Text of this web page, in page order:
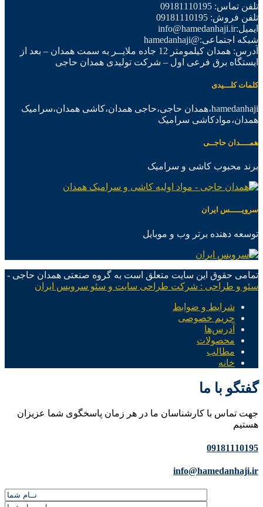
تلفن تماس: 09181110195
تلفن فروش: 09181110195
ایمیل:info@hamedanhaji.ir
شبکه اجتماعی:@hamedanhaji
آدرس: همدان کیلمومتر 12 جاده ملایــر به سمت همدان – بعد از
ایستگاه برق فرعی اول – شرکت تولیدی همدان حاجی
کلمات کلـــیدی
hamedanhaji،همدان حاجی،حاجی همدان،کاشی همدان،سرامیک
همدان،موادکاشی سرامیک
همــــدان حاجــی
برند محبوب کاشی و سرامیک
سرویـــــس ایران
توسعه دهنده برتر وب و موبایل
تمامی حقوق این سایت متعلق است به گروه صنعتی همدان حاجی -
سئو و طراحی : شرکت طراحی سایت و سئو سرویس ایران
شرایط و ضوابط
حریم خصوصی
آدرس‌ها
محصولات
مطالب
خانه
گفتگو با ما
جهت تماس با کارشناسان ما در هر زمان پاسخگوی شما عزیزان
هستیم
09181110195
info@hamedanhaji.ir